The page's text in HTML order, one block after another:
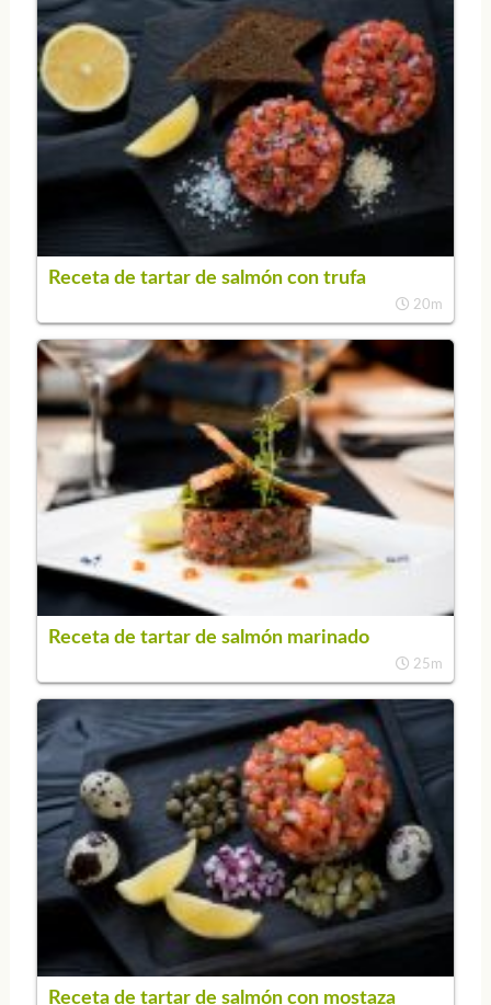
Receta de tartar de salmón con trufa
20m
Receta de tartar de salmón marinado
25m
Receta de tartar de salmón con mostaza